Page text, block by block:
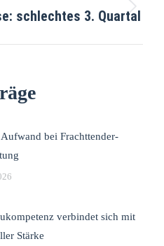
schlechtes 3. Quartal
bei Frachttender-
verbindet sich mit
Stärke